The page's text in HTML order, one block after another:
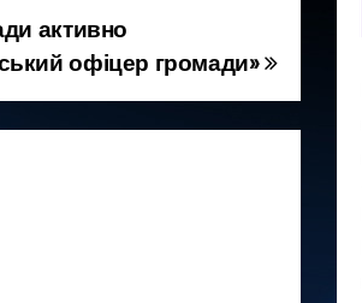
активно
офіцер громади»